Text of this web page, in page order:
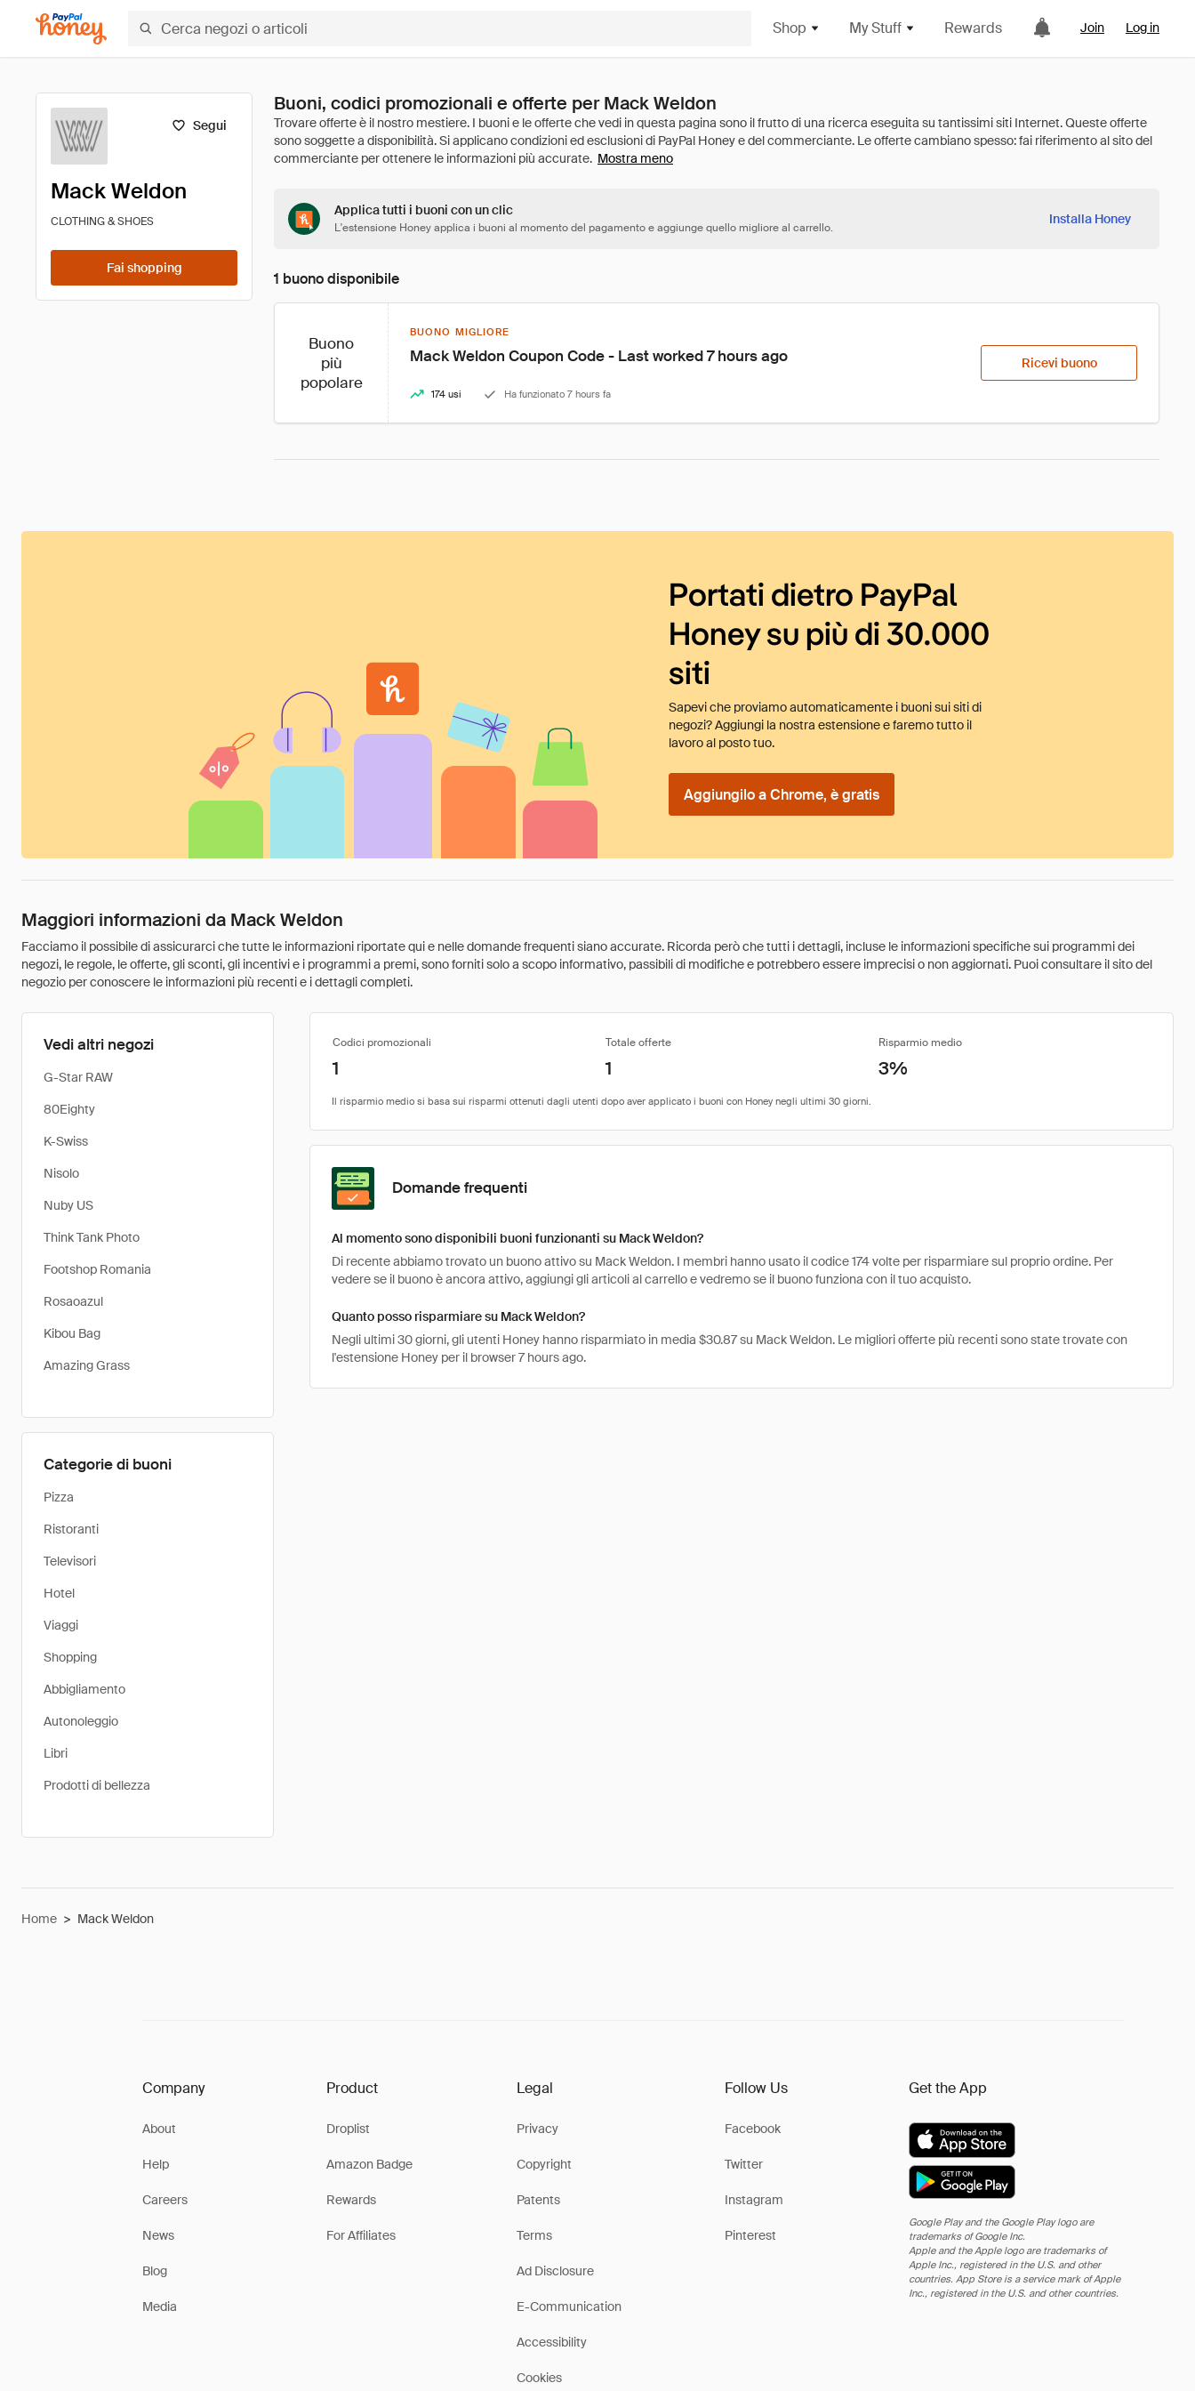
Shop My Stuff Rewards Join Log in
Segui
Mack Weldon
CLOTHING & SHOES
Fai shopping
Buoni, codici promozionali e offerte per Mack Weldon
Mostra meno
Applica tutti i buoni con un clic
L'estensione Honey applica i buoni al momento del pagamento e aggiunge quello migliore al carrello.
Installa Honey
1 buono disponibile
Buono
più
popolare
BUONO MIGLIORE
Mack Weldon Coupon Code - Last worked 7 hours ago
174 usi Ha funzionato 7 hours fa
Ricevi buono
Portati dietro PayPal
Honey su più di 30.000
siti
Sapevi che proviamo automaticamente i buoni sui siti di
negozi? Aggiungi la nostra estensione e faremo tutto il
lavoro al posto tuo.
Aggiungilo a Chrome, è gratis
Maggiori informazioni da Mack Weldon
Facciamo il possibile di assicurarci che tutte le informazioni riportate qui e nelle domande frequenti siano accurate. Ricorda però che tutti i dettagli, incluse le informazioni specifiche sui programmi dei
negozi, le regole, le offerte, gli sconti, gli incentivi e i programmi a premi, sono forniti solo a scopo informativo, passibili di modifiche e potrebbero essere imprecisi o non aggiornati. Puoi consultare il sito del
negozio per conoscere le informazioni più recenti e i dettagli completi.
Vedi altri negozi
G-Star RAW
80Eighty
K-Swiss
Nisolo
Nuby US
Think Tank Photo
Footshop Romania
Rosaoazul
Kibou Bag
Amazing Grass
Categorie di buoni
Pizza
Ristoranti
Televisori
Hotel
Viaggi
Shopping
Abbigliamento
Autonoleggio
Libri
Prodotti di bellezza
Codici promozionali Totale offerte Risparmio medio
1 1 3%
Domande frequenti
Al momento sono disponibili buoni funzionanti su Mack Weldon?
Di recente abbiamo trovato un buono attivo su Mack Weldon. I membri hanno usato il codice 174 volte per risparmiare sul proprio ordine. Per
vedere se il buono è ancora attivo, aggiungi gli articoli al carrello e vedremo se il buono funziona con il tuo acquisto.
Quanto posso risparmiare su Mack Weldon?
Negli ultimi 30 giorni, gli utenti Honey hanno risparmiato in media $30.87 su Mack Weldon. Le migliori offerte più recenti sono state trovate con
l'estensione Honey per il browser 7 hours ago.
Home > Mack Weldon
Company
About
Help
Careers
News
Blog
Media
Product
Droplist
Amazon Badge
Rewards
For Affiliates
Legal
Privacy
Copyright
Patents
Terms
Ad Disclosure
E-Communication
Accessibility
Cookies
Follow Us
Facebook
Twitter
Instagram
Pinterest
Get the App
Google Play and the Google Play logo are
trademarks of Google Inc.
Apple and the Apple logo are trademarks of
Apple Inc., registered in the U.S. and other
countries. App Store is a service mark of Apple
Inc., registered in the U.S. and other countries.